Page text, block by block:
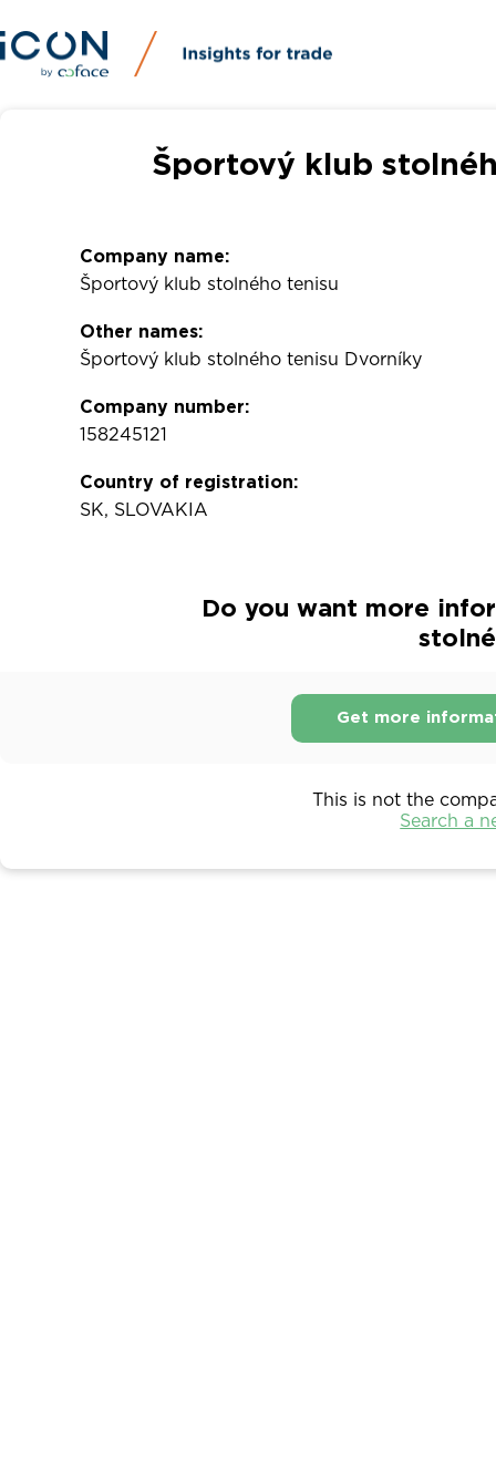
Športový klub
Company name:
Športový klub stolného tenisu
Other names:
Športový klub stolného tenisu Dvorníky
Company number:
158245121
Country of registration:
SK, SLOVAKIA
Do you want more
Get more
This is not the
Search a